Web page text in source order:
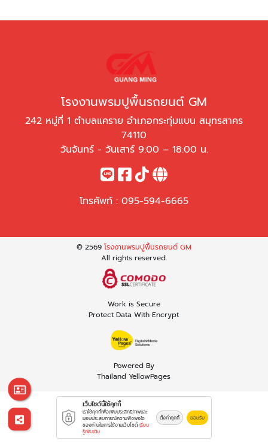
โรงงานพรมปูพื้นรถยนต์ GM
242 หมู่ที่ 1 ตำบลแคราย อำเภอกระทุ่มแบน สมุทรสาคร
74110
วันจันทร์ - วันเสาร์ 9:00 – 18:00 น.
โทรศัพท์ : 095-594-6665
© 2569 โรงงานพรมปูพื้นรถยนต์ GM
All rights reserved.
Work is Secure
Protect Data With Encrypt
Powered By
Thailand YellowPages
เว็บไซต์นี้ใช้คุกกี้
เราใช้คุกกี้เพื่อเพิ่มประสิทธิภาพและ
มอบประสบการณ์ความพึงพอใจ
ของท่านในการใช้งานเว็บไซต์ เรียน
รู้เพิ่มเติม
ตั้งค่าคุกกี้ ยอมรับ